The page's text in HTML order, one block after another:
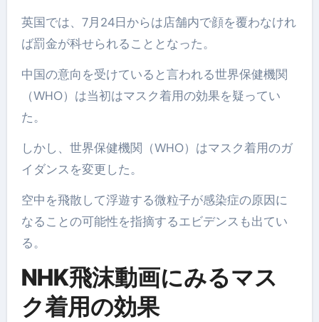
英国では、7月24日からは店舗内で顔を覆わなけれ
ば罰金が科せられることとなった。
中国の意向を受けていると言われる世界保健機関
（WHO）は当初はマスク着用の効果を疑ってい
た。
しかし、世界保健機関（WHO）はマスク着用のガ
イダンスを変更した。
空中を飛散して浮遊する微粒子が感染症の原因に
なることの可能性を指摘するエビデンスも出てい
る。
NHK飛沫動画にみるマス
ク着用の効果